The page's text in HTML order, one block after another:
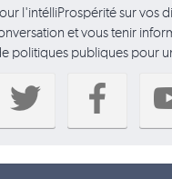
l'intélliProspérité sur vos
et vous tenir
politiques publiques pour